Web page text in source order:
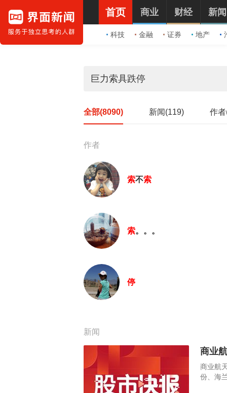
首页
科技 金融 证券 地产
商业 财经 新闻
全部(8090) 新闻(119) 作
作者
索不索
索。。。
停
新闻
商业
商业航
份、海